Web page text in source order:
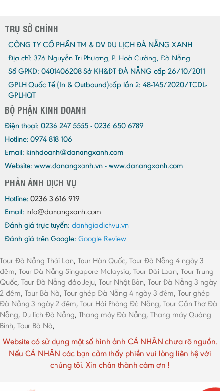
TRỤ SỞ CHÍNH
CÔNG TY CỔ PHẦN TM & DV DU LỊCH ĐÀ NẴNG XANH
Địa chỉ: 376 Nguyễn Tri Phương, P. Hoà Cường, Đà Nẵng
Số GPKD: 0401406208 Sở KH&ĐT ĐÀ NẴNG cấp 26/10/2011
GPLH Quốc Tế (In & Outbound)cấp lần 2: 48-145/2020/TCDL-
GPLHQT
BỘ PHẬN KINH DOANH
Điện thoại: 0236 247 5555 - 0236 650 6789
Hotline: 0974 818 106
Email: kinhdoanh@danangxanh.com
Website: www.danangxanh.vn - www.danangxanh.com
PHẢN ÁNH DỊCH VỤ
Hotline: 0236 3 616 919
Email: info@danangxanh.com
Đánh giá trực tuyến: danhgiadichvu.vn
Đánh giá trên Google: Google Review
Tour Đà Nẵng Thái Lan, Tour Hàn Quốc, Tour Đà Nẵng 4 ngày 3
đêm, Tour Đà Nẵng Singapore Malaysia, Tour Đài Loan, Tour Trung
Quốc, Tour Đà Nẵng đảo Jeju, Tour Nhật Bản, Tour Đà Nẵng 3 ngày
2 đêm, Tour Bà Nà, Tour ghép Đà Nẵng 4 ngày 3 đêm, Tour ghép
Đà Nẵng 3 ngày 2 đêm, Tour Hải Phòng Đà Nẵng, Tour Cần Thơ Đà
Nẵng, Du lịch Đà Nẵng, Thang máy Đà Nẵng, Thang máy Quảng
Bình, Tour Bà Nà,
Website có sử dụng một số hình ảnh CÁ NHÂN chưa rõ nguồn.
Nếu CÁ NHÂN các bạn cảm thấy phiền vui lòng liên hệ với
chúng tôi. Xin chân thành cảm ơn !